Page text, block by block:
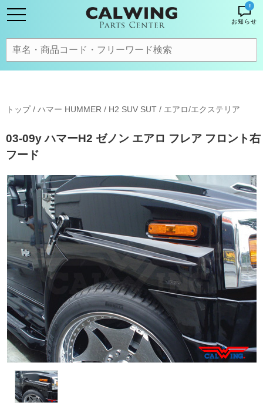
!
お知らせ
トップ/ ハマー HUMMER / H2 SUV SUT / エアロ/エクステリア
03-09y ハマーH2 ゼノン エアロ フレア フロント右
フード